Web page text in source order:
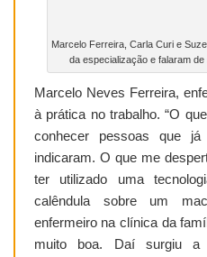
Marcelo Ferreira, Carla Curi e
da especialização e falaram
Marcelo Neves Ferreira,
à prática no trabalho. “O
conhecer pessoas que
indicaram. O que me
ter utilizado uma
calêndula sobre um
enfermeiro na clínica da
muito boa. Daí surgiu a